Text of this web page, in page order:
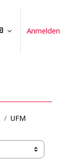
Anmelden
UFM